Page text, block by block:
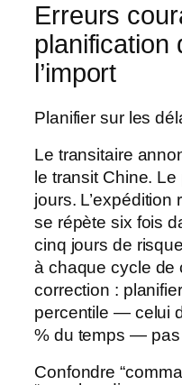
Erreurs
planification
l’import
Planifier sur les
Le transitaire
le transit Chine.
jours.
se répète six fois
cinq jours de
à chaque cycle de
correction :
percentile — celui
% du temps — pas
Confondre